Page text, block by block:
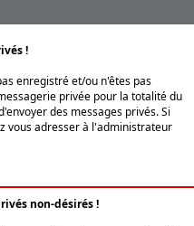
!
enregistré et/ou n'êtes pas
privée pour la totalité du
des messages privés. Si
vous adresser à l'administrateur
non-désirés !